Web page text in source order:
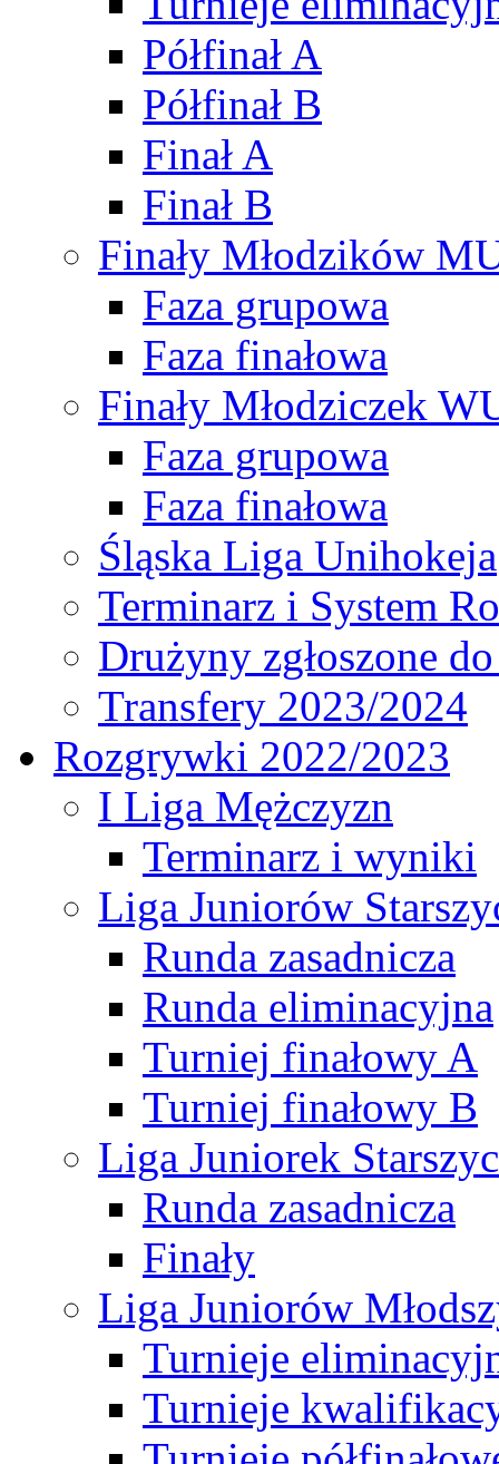
Półfinał A
Półfinał B
Finał A
Finał B
Finały Młodzików
Faza grupowa
Faza finałowa
Finały Młodziczek
Faza grupowa
Faza finałowa
Śląska Liga Unihokeja
Terminarz i System
Drużyny zgłoszone
Transfery 2023/2024
Rozgrywki 2022/2023
I Liga Mężczyzn
Terminarz i wyniki
Liga Juniorów
Runda zasadnicza
Runda eliminacyjna
Turniej finałowy A
Turniej finałowy B
Liga Juniorek
Runda zasadnicza
Finały
Liga Juniorów
Turnieje
Turnieje